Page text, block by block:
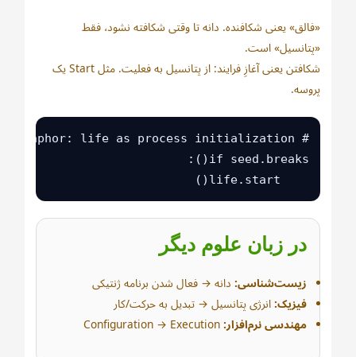
«فالق» یعنی شکافنده. دانه تا وقتی شکافته نشود، فقط
«پتانسیل» است.
شکافتن یعنی آغازِ فرایند: از پتانسیل به فعلیت. مثل Start یک
پروسه.
در زبان علوم دیگر
زیست‌شناسی: دانه → فعال شدن برنامه ژنتیکی
فیزیک: انرژی پتانسیل → تبدیل به حرکت/کار
مهندسی نرم‌افزار: Configuration → Execution